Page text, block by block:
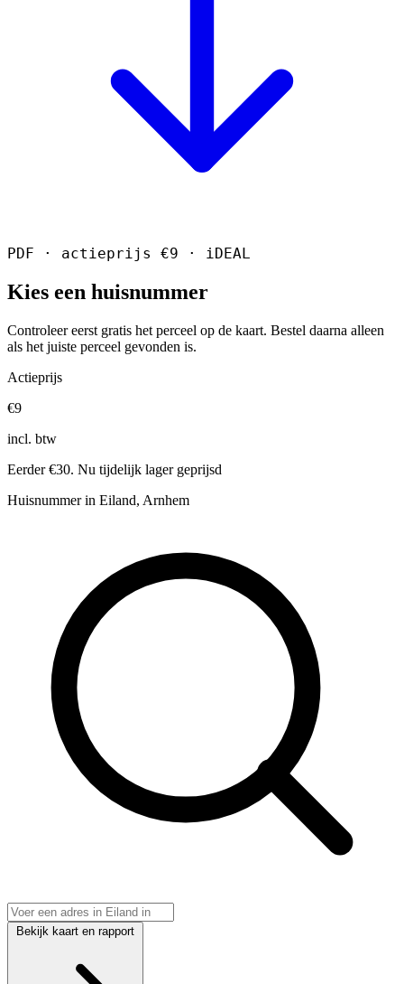
PDF · actieprijs €9 · iDEAL
Kies een huisnummer
Controleer eerst gratis het perceel op de kaart. Bestel daarna alleen
als het juiste perceel gevonden is.
Actieprijs
€9
incl. btw
Eerder €30. Nu tijdelijk lager geprijsd
Huisnummer in Eiland, Arnhem
Bekijk kaart en rapport